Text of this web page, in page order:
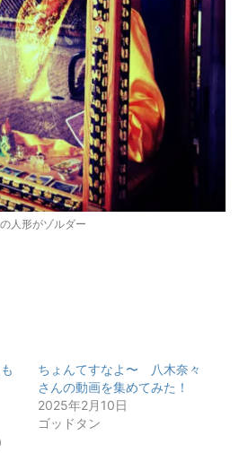
の人形がゾルダー
ちょんてすなよ〜 八木奈々
さんの動画を集めてみた！
2025年2月10日
ゴッドタン